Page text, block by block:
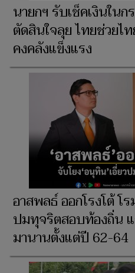
นายกฯ รับเช็คเงินในก
ตัดสินใจลุย ไทยช่วยไ
คงคลังแข็งแรง
อาสพลธ์ ออกโรงโต้ โ
ปมทุจริตสอบท้องถิ่น
มานานตั้งแต่ปี 62-64